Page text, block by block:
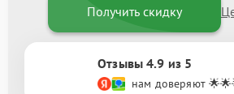
Получить скидку
Отзывы 4.9 из 5
нам доверяют